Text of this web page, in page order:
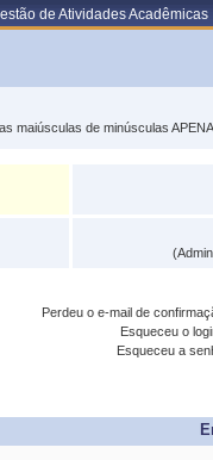
de Atividades Acadêmicas
maiúsculas de minúsculas
Perdeu o e-mail de
Esqueceu o
Esqueceu a